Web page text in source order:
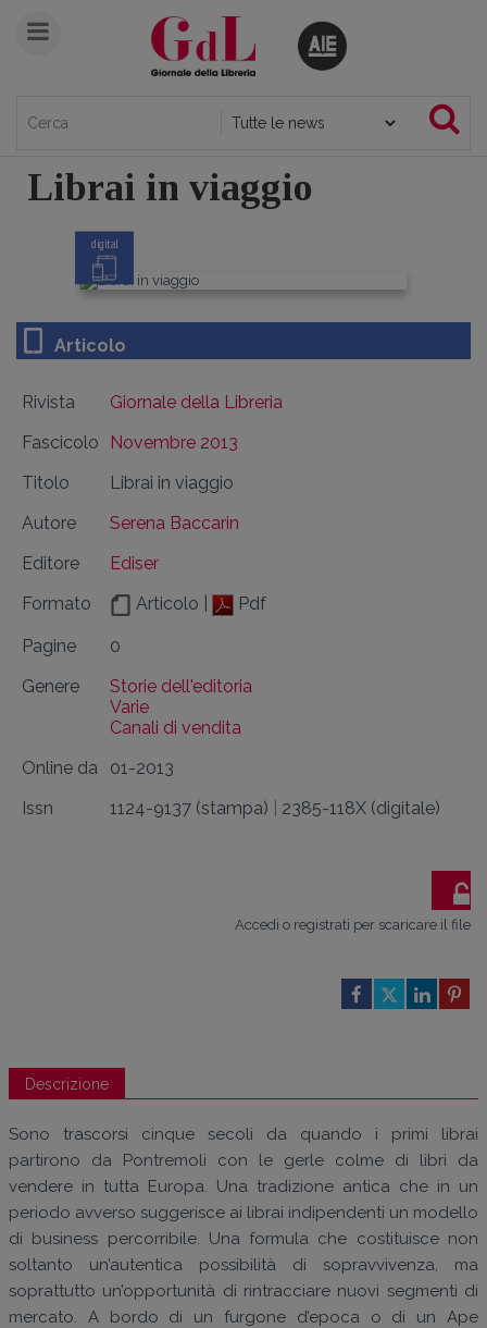
Librai in viaggio
digital
Articolo
Rivista
Giornale della Libreria
Fascicolo
Novembre 2013
Titolo
Librai in viaggio
Autore
Serena Baccarin
Editore
Ediser
Formato
Articolo | Pdf
Pagine
0
Genere
Storie dell'editoria
Varie
Canali di vendita
Online da
01-2013
Issn
1124-9137 (stampa) 2385-118X (digitale)
Accedi o registrati per scaricare il file
Descrizione
Sono trascorsi cinque secoli da quando i primi librai
partirono da Pontremoli con le gerle colme di libri da
vendere in tutta Europa. Una tradizione antica che in un
periodo avverso suggerisce ai librai indipendenti un modello
di business percorribile. Una formula che costituisce non
soltanto un’autentica possibilità di sopravvivenza, ma
soprattutto un’opportunità di rintracciare nuovi segmenti di
mercato. A bordo di un furgone d’epoca o di un Ape